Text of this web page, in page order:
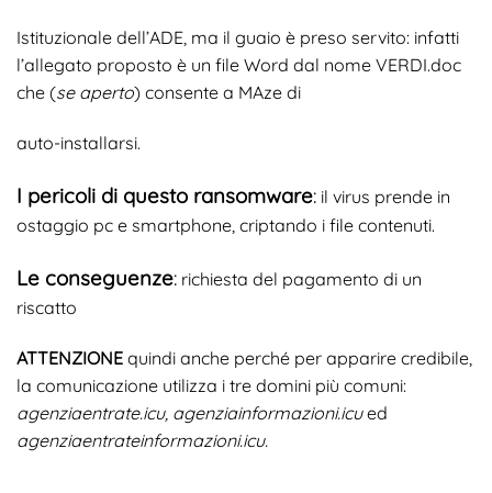
Istituzionale dell’ADE, ma il guaio è preso servito: infatti
l’allegato proposto è un file Word dal nome VERDI.doc
che (se aperto) consente a MAze di
auto-installarsi.
I pericoli di questo ransomware: il virus prende in
ostaggio pc e smartphone, criptando i file contenuti.
Le conseguenze: richiesta del pagamento di un
riscatto
ATTENZIONE quindi anche perché per apparire credibile,
la comunicazione utilizza i tre domini più comuni:
agenziaentrate.icu, agenziainformazioni.icued
agenziaentrateinformazioni.icu.